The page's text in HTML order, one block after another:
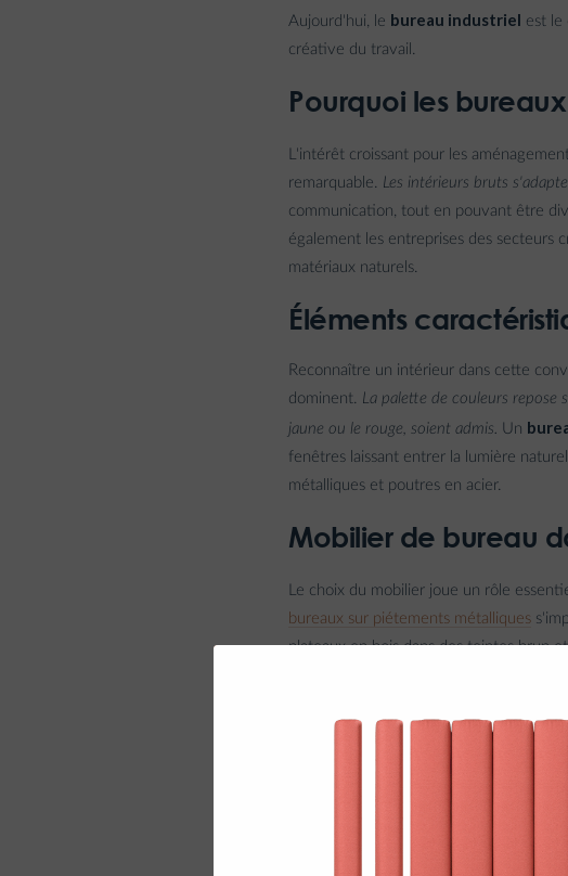
Aujourd'hui, le bureau industriel est le
créative du travail.
Pourquoi les
L'intérêt croissant pour les
remarquable. Les intérieurs bruts
communication, tout en pouvant être
également les entreprises des secteurs
matériaux naturels.
Éléments
Reconnaître un intérieur dans cette
dominent. La palette de couleurs repose
jaune ou le rouge, soient admis. Un
fenêtres laissant entrer la lumière
métalliques et poutres en acier.
Mobilier de bureau
Le choix du mobilier joue un rôle
bureaux sur piétements métalliques
plateaux en bois dans des teintes brun
Comment choisir le